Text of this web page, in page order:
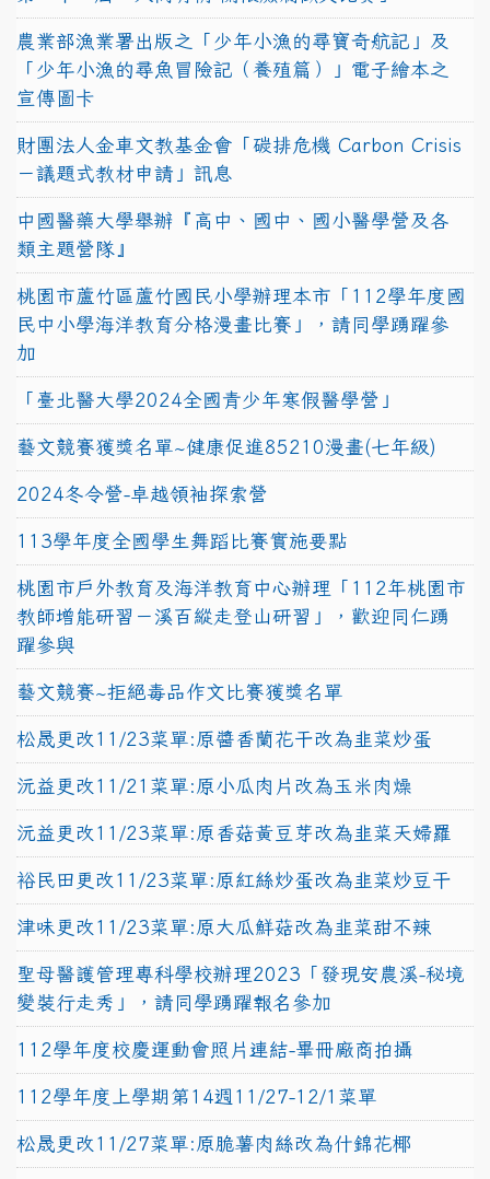
農業部漁業署出版之「少年小漁的尋寶奇航記」及
「少年小漁的尋魚冒險記（養殖篇）」電子繪本之
宣傳圖卡
財團法人金車文教基金會「碳排危機 Carbon Crisis
－議題式教材申請」訊息
中國醫藥大學舉辦『高中、國中、國小醫學營及各
類主題營隊』
桃園市蘆竹區蘆竹國民小學辦理本市「112學年度國
民中小學海洋教育分格漫畫比賽」，請同學踴躍參
加
「臺北醫大學2024全國青少年寒假醫學營」
藝文競賽獲獎名單~健康促進85210漫畫(七年級)
2024冬令營-卓越領袖探索營
113學年度全國學生舞蹈比賽實施要點
桃園市戶外教育及海洋教育中心辦理「112年桃園市
教師增能研習－溪百縱走登山研習」，歡迎同仁踴
躍參與
藝文競賽~拒絕毒品作文比賽獲獎名單
松晟更改11/23菜單:原醬香蘭花干改為韭菜炒蛋
沅益更改11/21菜單:原小瓜肉片改為玉米肉燥
沅益更改11/23菜單:原香菇黃豆芽改為韭菜天婦羅
裕民田更改11/23菜單:原紅絲炒蛋改為韭菜炒豆干
津味更改11/23菜單:原大瓜鮮菇改為韭菜甜不辣
聖母醫護管理專科學校辦理2023「發現安農溪-秘境
變裝行走秀」，請同學踴躍報名參加
112學年度校慶運動會照片連結-畢冊廠商拍攝
112學年度上學期第14週11/27-12/1菜單
松晟更改11/27菜單:原脆薯肉絲改為什錦花椰